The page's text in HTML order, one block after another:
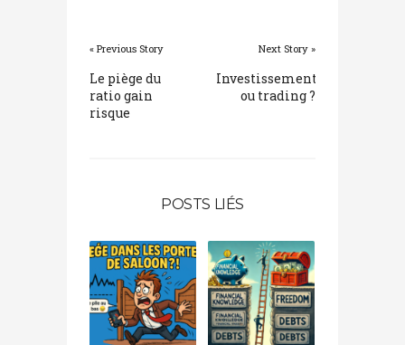
« Previous Story
Le piège du
ratio gain
risque
Next Story »
Investissement
ou trading ?
POSTS LIÉS